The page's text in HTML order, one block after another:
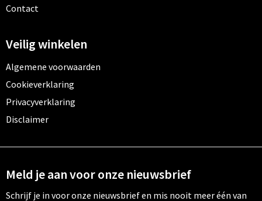
Contact
Veilig winkelen
Algemene voorwaarden
Cookieverklaring
Privacyverklaring
Disclaimer
Meld je aan voor onze nieuwsbrief
Schrijf je in voor onze nieuwsbrief en mis nooit meer één van